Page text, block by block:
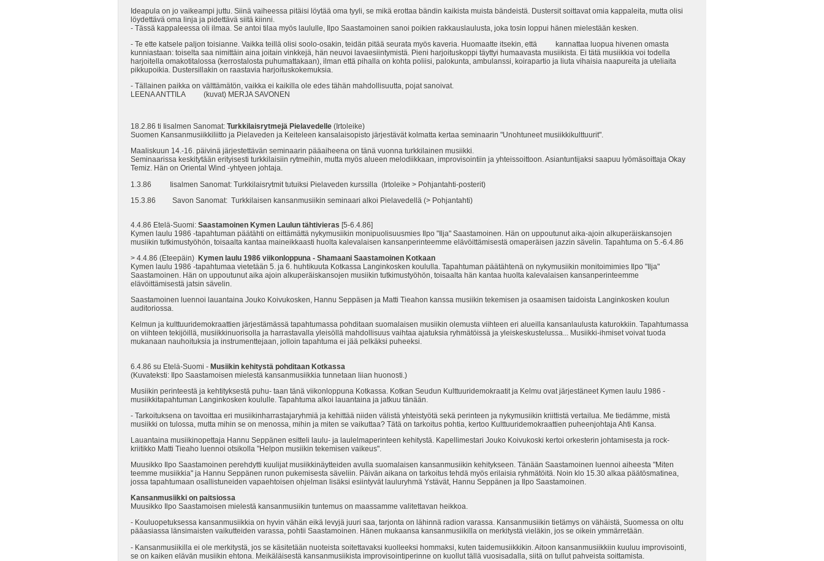
Ideapula on jo vaikeampi juttu. Siinä vaiheessa pitäisi löytää oma tyyli, se mikä erottaa bändin kaikista muista bändeistä. Dustersit soittavat omia kappaleita, mutta olisi
löydettävä oma linja ja pidettävä siitä kiinni.
- Tässä kappaleessa oli ilmaa. Se antoi tilaa myös laululle, Ilpo Saastamoinen sanoi poikien rakkauslaulusta, joka tosin loppui hänen mielestään kesken.
- Te ette katsele paljon toisianne. Vaikka teillä olisi soolo-osakin, teidän pitää seurata myös kaveria. Huomaatte itsekin, että kannattaa luopua hivenen omasta
kunniastaan: toiselta saa nimittäin aina joitain vinkkejä, hän neuvoi lavaesiintymistä. Pieni harjoituskoppi täyttyi humaavasta musiikista. Ei tätä musiikkia voi todella
harjoitella omakotitalossa (kerrostalosta puhumattakaan), ilman että pihalla on kohta poliisi, palokunta, ambulanssi, koirapartio ja liuta vihaisia naapureita ja uteliaita
pikkupoikia. Dustersillakin on raastavia harjoituskokemuksia.
- Tällainen paikka on välttämätön, vaikka ei kaikilla ole edes tähän mahdollisuutta, pojat sanoivat.
LEENA ANTTILA (kuvat) MERJA SAVONEN
18.2.86 ti Iisalmen Sanomat: Turkkilaisrytmejä Pielavedelle (Irtoleike)
Suomen Kansanmusiikkiliitto ja Pielaveden ja Keiteleen kansalaisopisto järjestävät kolmatta kertaa seminaarin "Unohtuneet musiikkikulttuurit".
Maaliskuun 14.-16. päivinä järjestettävän seminaarin pääaiheena on tänä vuonna turkkilainen musiikki.
Seminaarissa keskitytään erityisesti turkkilaisiin rytmeihin, mutta myös alueen melodiikkaan, improvisointiin ja yhteissoittoon. Asiantuntijaksi saapuu lyömäsoittaja Okay
Temiz. Hän on Oriental Wind -yhtyeen johtaja.
1.3.86 Iisalmen Sanomat: Turkkilaisrytmit tutuiksi Pielaveden kurssilla (Irtoleike > Pohjantahti-posterit)
15.3.86 Savon Sanomat: Turkkilaisen kansanmusiikin seminaari alkoi Pielavedellä (> Pohjantahti)
4.4.86 Etelä-Suomi: Saastamoinen Kymen Laulun tähtivieras [5-6.4.86]
Kymen laulu 1986 -tapahtuman päätähti on eittämättä nykymusiikin monipuolisuusmies Ilpo "Ilja" Saastamoinen. Hän on uppoutunut aika-ajoin alkuperäiskansojen
musiikin tutkimustyöhön, toisaalta kantaa maineikkaasti huolta kalevalaisen kansanperinteemme elävöittämisestä omaperäisen jazzin sävelin. Tapahtuma on 5.-6.4.86
> 4.4.86 (Eteepäin) Kymen laulu 1986 viikonloppuna - Shamaani Saastamoinen Kotkaan
Kymen laulu 1986 -tapahtumaa vietetään 5. ja 6. huhtikuuta Kotkassa Langinkosken koululla. Tapahtuman päätähtenä on nykymusiikin monitoimimies Ilpo "Ilja"
Saastamoinen. Hän on uppoutunut aika ajoin alkuperäiskansojen musiikin tutkimustyöhön, toisaalta hän kantaa huolta kalevalaisen kansanperinteemme
elävöittämisestä jatsin sävelin.
Saastamoinen luennoi lauantaina Jouko Koivukosken, Hannu Seppäsen ja Matti Tieahon kanssa musiikin tekemisen ja osaamisen taidoista Langinkosken koulun
auditoriossa.
Kelmun ja kulttuuridemokraattien järjestämässä tapahtumassa pohditaan suomalaisen musiikin olemusta viihteen eri alueilla kansanlaulusta katurokkiin. Tapahtumassa
on viihteen tekijöillä, musiikkinuorisolla ja harrastavalla yleisöllä mahdollisuus vaihtaa ajatuksia ryhmätöissä ja yleiskeskustelussa... Musiikki-ihmiset voivat tuoda
mukanaan nauhoituksia ja instrumenttejaan, jolloin tapahtuma ei jää pelkäksi puheeksi.
6.4.86 su Etelä-Suomi - Musiikin kehitystä pohditaan Kotkassa
(Kuvateksti: Ilpo Saastamoisen mielestä kansanmusiikkia tunnetaan liian huonosti.)
Musiikin perinteestä ja kehtityksestä puhu- taan tänä viikonloppuna Kotkassa. Kotkan Seudun Kulttuuridemokraatit ja Kelmu ovat järjestäneet Kymen laulu 1986 -
musiikkitapahtuman Langinkosken koululle. Tapahtuma alkoi lauantaina ja jatkuu tänään.
- Tarkoituksena on tavoittaa eri musiikinharrastajaryhmiä ja kehittää niiden välistä yhteistyötä sekä perinteen ja nykymusiikin kriittistä vertailua. Me tiedämme, mistä
musiikki on tulossa, mutta mihin se on menossa, mihin ja miten se vaikuttaa? Tätä on tarkoitus pohtia, kertoo Kulttuuridemokraattien puheenjohtaja Ahti Kansa.
Lauantaina musiikinopettaja Hannu Seppänen esitteli laulu- ja laulelmaperinteen kehitystä. Kapellimestari Jouko Koivukoski kertoi orkesterin johtamisesta ja rock-
kriitikko Matti Tieaho luennoi otsikolla "Helpon musiikin tekemisen vaikeus".
Muusikko Ilpo Saastamoinen perehdytti kuulijat musiikkinäytteiden avulla suomalaisen kansanmusiikin kehitykseen. Tänään Saastamoinen luennoi aiheesta "Miten
teemme musiikkia" ja Hannu Seppänen runon pukemisesta säveliin. Päivän aikana on tarkoitus tehdä myös erilaisia ryhmätöitä. Noin klo 15.30 alkaa päätösmatinea,
jossa tapahtumaan osallistuneiden vapaehtoisen ohjelman lisäksi esiintyvät lauluryhmä Ystävät, Hannu Seppänen ja Ilpo Saastamoinen.
Kansanmusiikki on paitsiossa
Muusikko Ilpo Saastamoisen mielestä kansanmusiikin tuntemus on maassamme valitettavan heikkoa.
- Kouluopetuksessa kansanmusiikkia on hyvin vähän eikä levyjä juuri saa, tarjonta on lähinnä radion varassa. Kansanmusiikin tietämys on vähäistä, Suomessa on oltu
pääasiassa länsimaisten vaikutteiden varassa, pohtii Saastamoinen. Hänen mukaansa kansanmusiikilla on merkitystä vieläkin, jos se oikein ymmärretään.
- Kansanmusiikilla ei ole merkitystä, jos se käsitetään nuoteista soitettavaksi kuolleeksi hommaksi, kuten taidemusiikkikin. Aitoon kansanmusiikkiin kuuluu improvisointi,
se on kaiken elävän musiikin ehtona. Meikäläisestä kansanmusiikista improvisointiperinne on kuollut tällä vuosisadalla, siitä on tullut pahveista soittamista.